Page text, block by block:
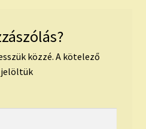
közzé. A kötelező